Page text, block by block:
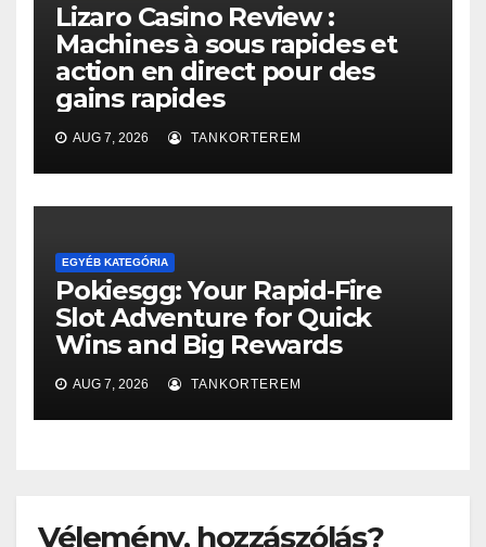
Lizaro Casino Review :
Machines à sous rapides et
action en direct pour des
gains rapides
AUG 7, 2026 TANKORTEREM
EGYÉB KATEGÓRIA
Pokiesgg: Your Rapid‑Fire
Slot Adventure for Quick
Wins and Big Rewards
AUG 7, 2026 TANKORTEREM
Vélemény, hozzászólás?